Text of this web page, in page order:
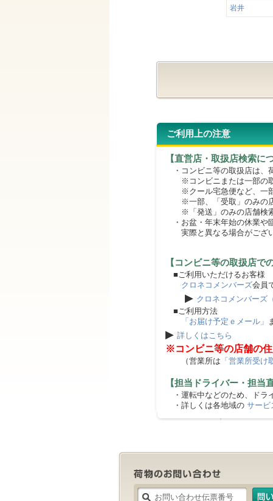
岩井
ご利用上の注意
【直営店・取扱店検索に
・コンビニ等の取扱店は、
※コンビニまたは一部の取
※クール宅急便など、一部
※一部、「受取」のみの店
※「発送」のみの店舗検索
・お盆・年末年始の休業や
実際と異なる場合がござい
【コンビニ等の取扱店
■ご利用いただけるお客様
クロネコメンバーズ会員
▶ クロネコメンバーズ
■ご利用方法
「お届け予定ｅメール」
▶ 詳しくはこちら
※コンビニ等の店舗の住
（営業所は 「営業所受け
【担当ドライバー・担当
・運転中などのため、ドラ
・詳しくは各地域の サービ